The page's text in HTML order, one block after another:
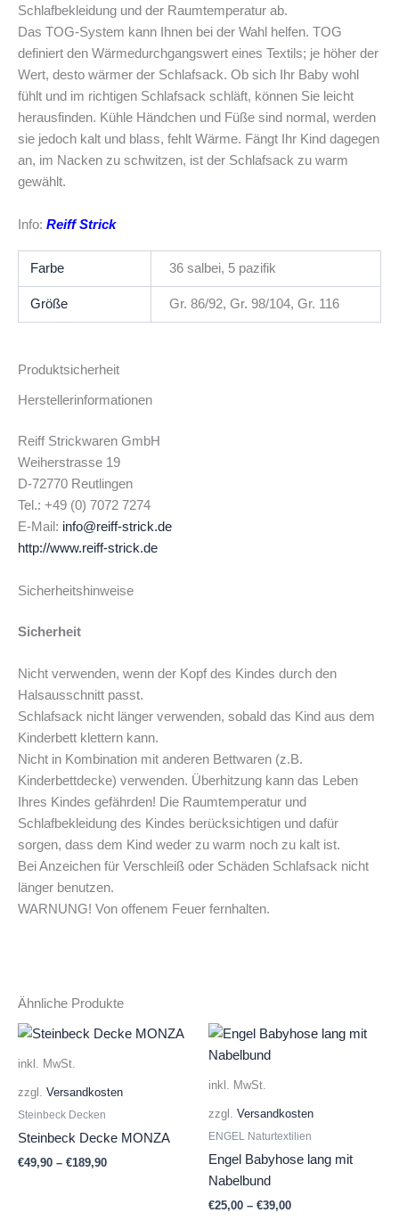
Schlafbekleidung und der Raumtemperatur ab.
Das TOG-System kann Ihnen bei der Wahl helfen. TOG
definiert den Wärmedurchgangswert eines Textils; je höher der
Wert, desto wärmer der Schlafsack. Ob sich Ihr Baby wohl
fühlt und im richtigen Schlafsack schläft, können Sie leicht
herausfinden. Kühle Händchen und Füße sind normal, werden
sie jedoch kalt und blass, fehlt Wärme. Fängt Ihr Kind dagegen
an, im Nacken zu schwitzen, ist der Schlafsack zu warm
gewählt.
Info: Reiff Strick
Farbe 36 salbei, 5 pazifik
Größe Gr. 86/92, Gr. 98/104, Gr. 116
Produktsicherheit
Herstellerinformationen
Reiff Strickwaren GmbH
Weiherstrasse 19
D-72770 Reutlingen
Tel.: +49 (0) 7072 7274
E-Mail: info@reiff-strick.de
http://www.reiff-strick.de
Sicherheitshinweise
Sicherheit
Nicht verwenden, wenn der Kopf des Kindes durch den
Halsausschnitt passt.
Schlafsack nicht länger verwenden, sobald das Kind aus dem
Kinderbett klettern kann.
Nicht in Kombination mit anderen Bettwaren (z.B.
Kinderbettdecke) verwenden. Überhitzung kann das Leben
Ihres Kindes gefährden! Die Raumtemperatur und
Schlafbekleidung des Kindes berücksichtigen und dafür
sorgen, dass dem Kind weder zu warm noch zu kalt ist.
Bei Anzeichen für Verschleiß oder Schäden Schlafsack nicht
länger benutzen.
WARNUNG! Von offenem Feuer fernhalten.
Ähnliche Produkte
inkl. MwSt.
zzgl. Versandkosten
Steinbeck Decken
Steinbeck Decke MONZA
€49,90 – €189,90
inkl. MwSt.
zzgl. Versandkosten
ENGEL Naturtextilien
Engel Babyhose lang mit
Nabelbund
€25,00 – €39,00